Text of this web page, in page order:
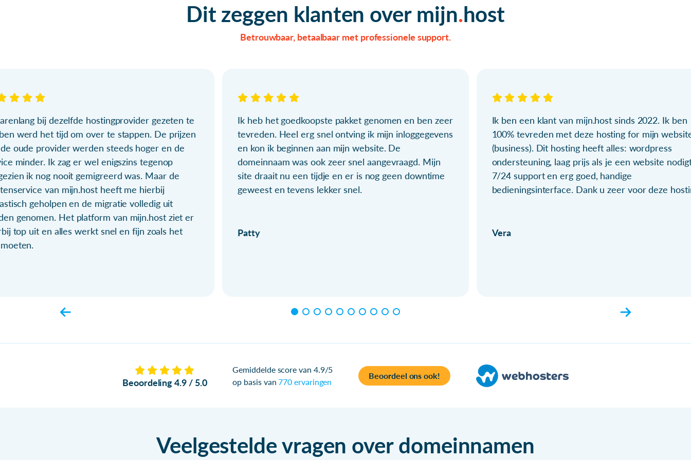
Dit zeggen klanten over mijn host
Betrouwbaar, betaalbaar met professionele support.
bij dezelfde hostingprovider gezeten te
werd het tijd om over te stappen. De prijzen
oude provider werden steeds hoger en de
minder. Ik zag er wel enigszins tegenop
ik nog nooit gemigreerd was. Maar de
van mijn.host heeft me hierbij
geholpen en de migratie volledig uit
genomen. Het platform van mijn.host ziet er
top uit en alles werkt snel en fijn zoals het
Ik heb het goedkoopste pakket genomen en ben zeer
tevreden. Heel erg snel ontving ik mijn inloggegevens
en kon ik beginnen aan mijn website. De
domeinnaam was ook zeer snel aangevraagd. Mijn
site draait nu een tijdje en er is nog geen downtime
geweest en tevens lekker snel.
Patty
Ik ben een klant van mijn.host sinds 2022. Ik ben
100% tevreden met deze hosting for mijn
(business). Dit hosting heeft alles: wordpress
ondersteuning, laag prijs als je een website
7/24 support en erg goed, handige
bedieningsinterface. Dank u zeer voor deze
Vera
Beoordeling 4.9 / 5.0
Gemiddelde score van 4.9/5
op basis van770 ervaringen
Beoordeel ons ook!
Veelgestelde vragen over domeinnamen